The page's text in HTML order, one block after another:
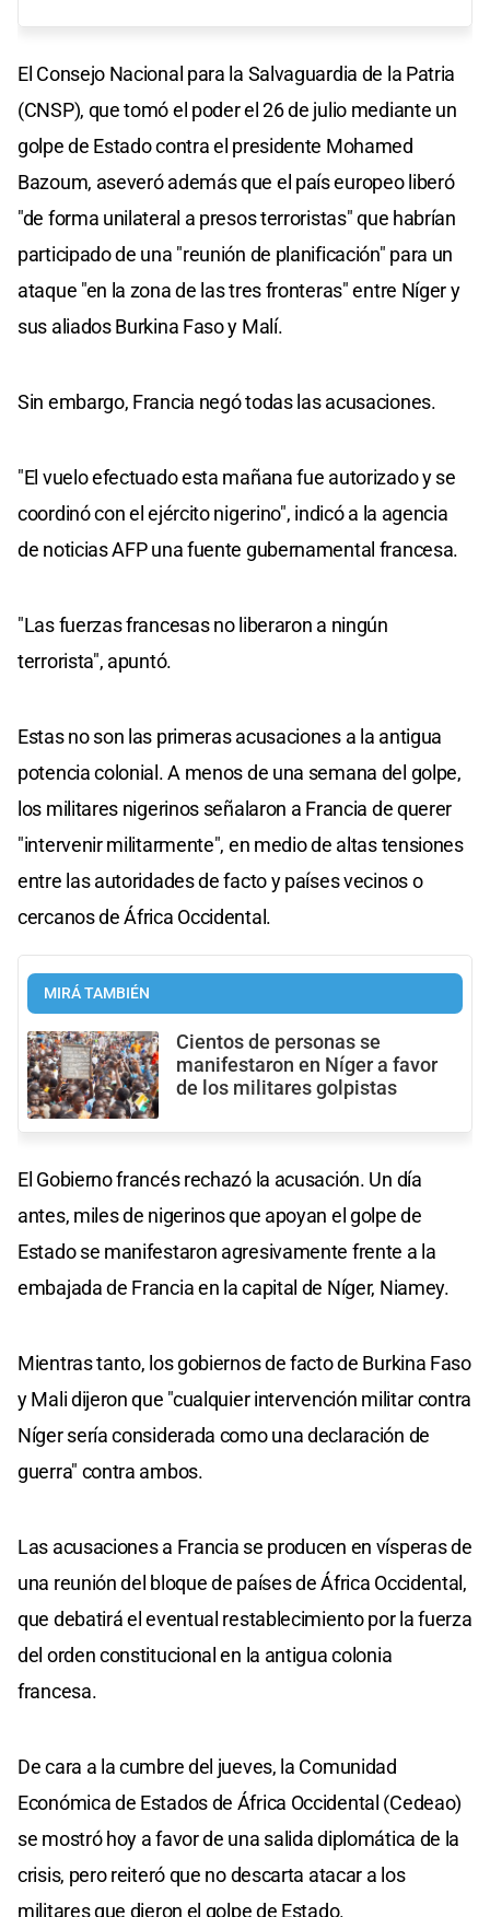
El Consejo Nacional para la Salvaguardia de la Patria
(CNSP), que tomó el poder el 26 de julio mediante un
golpe de Estado contra el presidente Mohamed
Bazoum, aseveró además que el país europeo liberó
"de forma unilateral a presos terroristas" que habrían
participado de una "reunión de planificación" para un
ataque "en la zona de las tres fronteras" entre Níger y
sus aliados Burkina Faso y Malí.
Sin embargo, Francia negó todas las acusaciones.
"El vuelo efectuado esta mañana fue autorizado y se
coordinó con el ejército nigerino", indicó a la agencia
de noticias AFP una fuente gubernamental francesa.
"Las fuerzas francesas no liberaron a ningún
terrorista", apuntó.
Estas no son las primeras acusaciones a la antigua
potencia colonial. A menos de una semana del golpe,
los militares nigerinos señalaron a Francia de querer
"intervenir militarmente", en medio de altas tensiones
entre las autoridades de facto y países vecinos o
cercanos de África Occidental.
MIRÁ TAMBIÉN
Cientos de personas se
manifestaron en Níger a favor
de los militares golpistas
El Gobierno francés rechazó la acusación. Un día
antes, miles de nigerinos que apoyan el golpe de
Estado se manifestaron agresivamente frente a la
embajada de Francia en la capital de Níger, Niamey.
Mientras tanto, los gobiernos de facto de Burkina Faso
y Mali dijeron que "cualquier intervención militar contra
Níger sería considerada como una declaración de
guerra" contra ambos.
Las acusaciones a Francia se producen en vísperas de
una reunión del bloque de países de África Occidental,
que debatirá el eventual restablecimiento por la fuerza
del orden constitucional en la antigua colonia
francesa.
De cara a la cumbre del jueves, la Comunidad
Económica de Estados de África Occidental (Cedeao)
se mostró hoy a favor de una salida diplomática de la
crisis, pero reiteró que no descarta atacar a los
militares que dieron el golpe de Estado.